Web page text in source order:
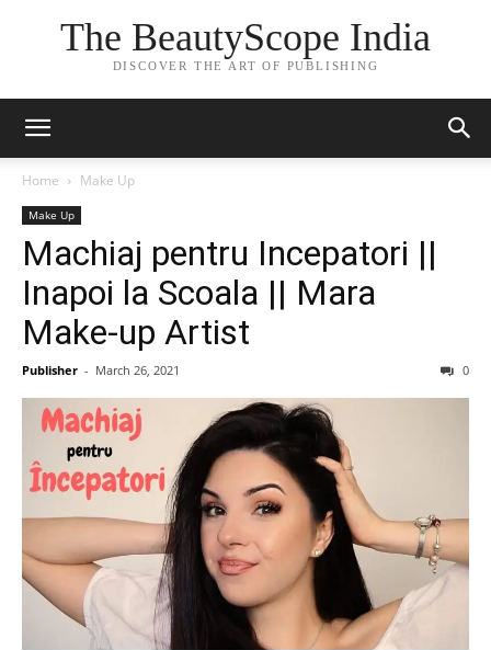
The BeautyScope India
DISCOVER THE ART OF PUBLISHING
Home Make Up
Make Up
Machiaj pentru Incepatori ||
Inapoi la Scoala || Mara
Make-up Artist
Publisher - March 26, 2021 0